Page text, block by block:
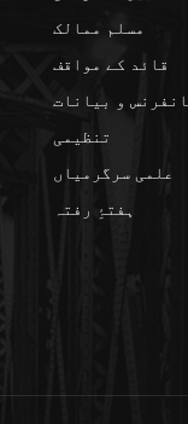
مسلم ممالک
قائد کے مواقف
و بیانات
تنظیمی
علمی سرگرمیاں
ہفتۂِ رفتہ